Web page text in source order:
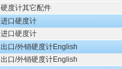
硬度计其它配件
进口硬度计
进口硬度计
出口/外销硬度计English
出口/外销硬度计English